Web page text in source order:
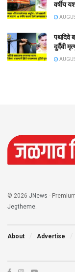
वर्षीय
पथदिवे
दुर्दैवी
© 2026 JNews -
Jegtheme.
About Advertise